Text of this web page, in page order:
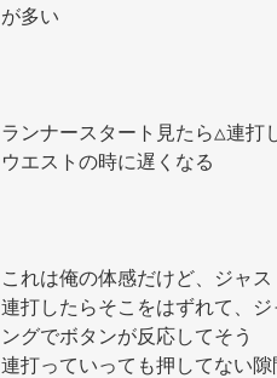
が多い
ランナースタート見たら△連打
ウエストの時に遅くなる
これは俺の体感だけど、ジャ
連打したらそこをはずれて、
ングでボタンが反応してそう
連打っていっても押してない